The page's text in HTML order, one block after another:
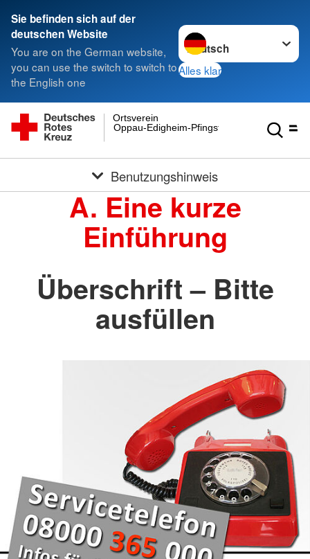
Sie befinden sich auf der
deutschen Website
You are on the German website,
you can use the switch to switch to
the English one
Sprache wechseln zu
Alles klar
Oppau-Edigheim-Pfingstweide e.V.
Ortsverein
Benutzungshinweis
A. Eine kurze
Einführung
Überschrift – Bitte
ausfüllen